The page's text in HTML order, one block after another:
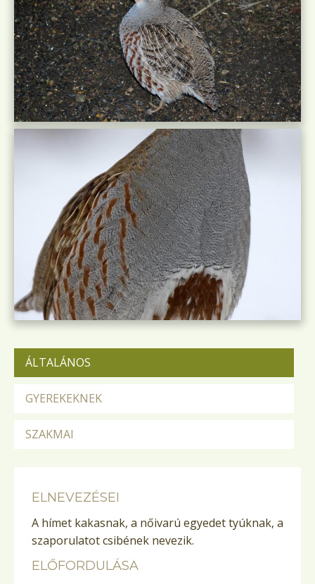
ÁLTALÁNOS
GYEREKEKNEK
SZAKMAI
ELNEVEZÉSEI
A hímet kakasnak, a nőivarú egyedet tyúknak, a
szaporulatot csibének nevezik.
ELŐFORDULÁSA